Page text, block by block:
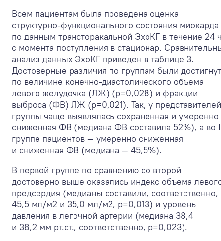
Всем пациентам была проведена оценка
структурно-функционального состояния миокарда
по данным трансторакальной ЭхоКГ в течение 24 ч
с момента поступления в стационар.
анализ данных ЭхоКГ приведен в таблице 3.
Достоверные различия по группам были
по величине конечно-диастолического объема
левого желудочка (ЛЖ) (p=0,028) и фракции
выброса (ФВ) ЛЖ (p=0,021). Так, у
группы чаще выявлялась сохраненная и умеренно
сниженная ФВ (медиана ФВ составила 52%), а во I
группе пациентов — умеренно сниженная
и сниженная ФВ (медиана — 45,5%).
В первой группе по сравнению со второй
достоверно выше оказались индекс объема
предсердия (медианы составили, соответственно,
45,5 мл/м2 и 35,0 мл/м2, p=0,013) и уровень
давления в легочной артерии (медиана 38,4
и 38,2 мм рт.ст., соответственно, p=0,023).